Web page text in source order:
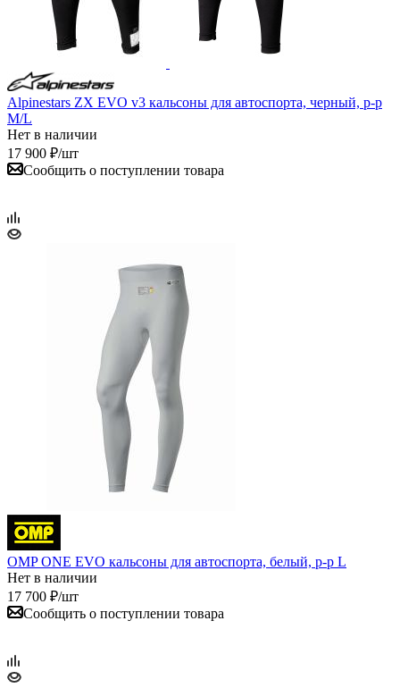
Alpinestars ZX EVO v3 кальсоны для автоспорта, черный, р-р
M/L
Нет в наличии
17 900 ₽/шт
Сообщить о поступлении товара
OMP ONE EVO кальсоны для автоспорта, белый, р-р L
Нет в наличии
17 700 ₽/шт
Сообщить о поступлении товара